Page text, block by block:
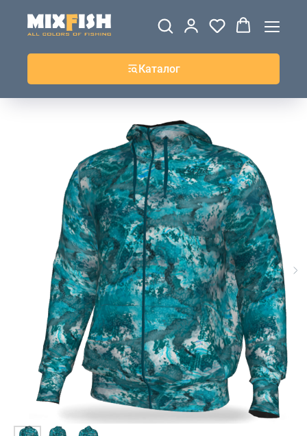
Каталог
ШАПКИ
ДЖЕРСИ
ВЕТРОВКИ И
ТОЛСТОВКИ
ЖИЛЕТКИ